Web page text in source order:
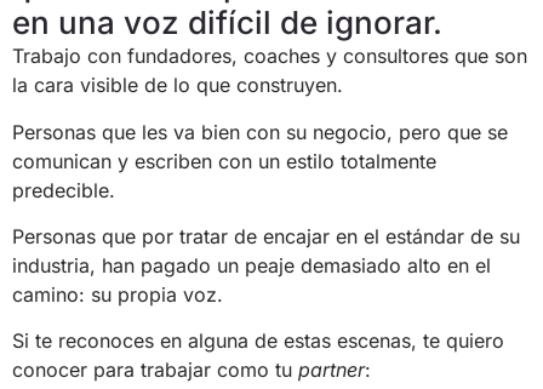
en una voz difícil de ignorar.
Trabajo con fundadores, coaches y consultores que son
la cara visible de lo que construyen.
Personas que les va bien con su negocio, pero que se
comunican y escriben con un estilo totalmente
predecible.
Personas que por tratar de encajar en el estándar de su
industria, han pagado un peaje demasiado alto en el
camino: su propia voz.
Si te reconoces en alguna de estas escenas, te quiero
conocer para trabajar como tu partner: